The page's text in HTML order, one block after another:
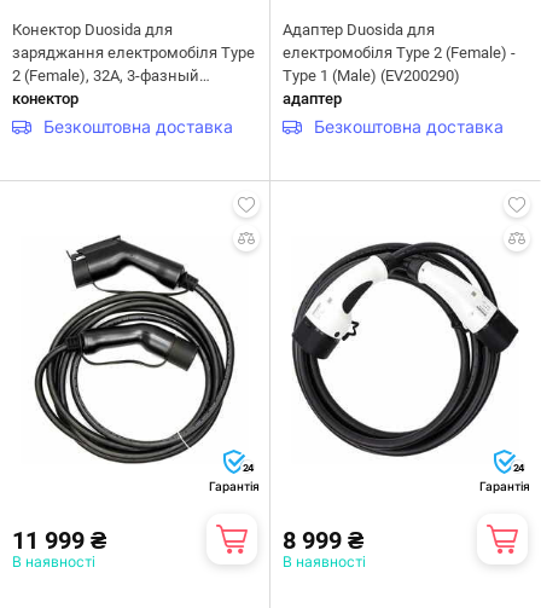
Конектор Duosida для
заряджання електромобіля Type
2 (Female), 32A, 3-фазный
(EV200207)
конектор
Безкоштовна доставка
Адаптер Duosida для
електромобіля Type 2 (Female) -
Type 1 (Male) (EV200290)
адаптер
Безкоштовна доставка
24
Гарантія
11 999 ₴
В наявності
24
Гарантія
8 999 ₴
В наявності